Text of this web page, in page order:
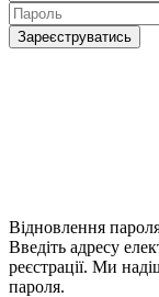
Зареєструватись
Відновлення
Введіть адресу
реєстрації. Ми
пароля.